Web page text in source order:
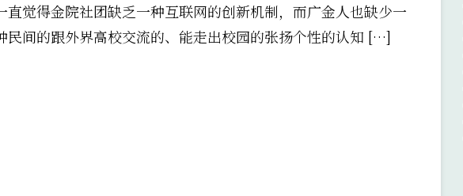
直觉得金院社团缺乏一种互联网的创新机制，而广金人也缺少一
民间的跟外界高校交流的、能走出校园的张扬个性的认知 […]